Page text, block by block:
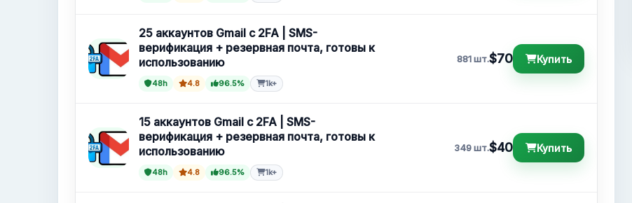
25 аккаунтов Gmail с 2FA | SMS-
верификация + резервная почта, готовы к
использованию
48h 4.8 96.5% 1k+
881 шт.$70 Купить
15 аккаунтов Gmail с 2FA | SMS-
верификация + резервная почта, готовы к
использованию
48h 4.8 96.5% 1k+
349 шт.$40 Купить